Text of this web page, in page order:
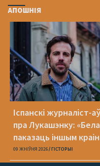
АПОШНІЯ
Іспанскі журналіст-
пра Лукашэнку:
паказаць іншым
можа здарыцца з
09 ЖНІЎНЯ 2026 ГІСТОРЫІ